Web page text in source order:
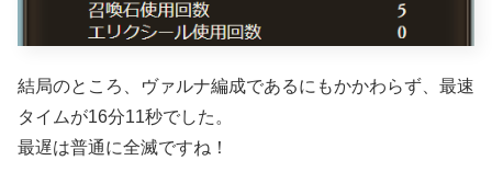
結局のところ、ヴァルナ編成であるにもかかわらず、最速
タイムが16分11秒でした。
最遅は普通に全滅ですね！